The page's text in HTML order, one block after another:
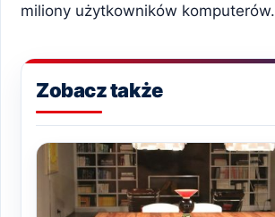
miliony użytkowników komputerów.
Zobacz także